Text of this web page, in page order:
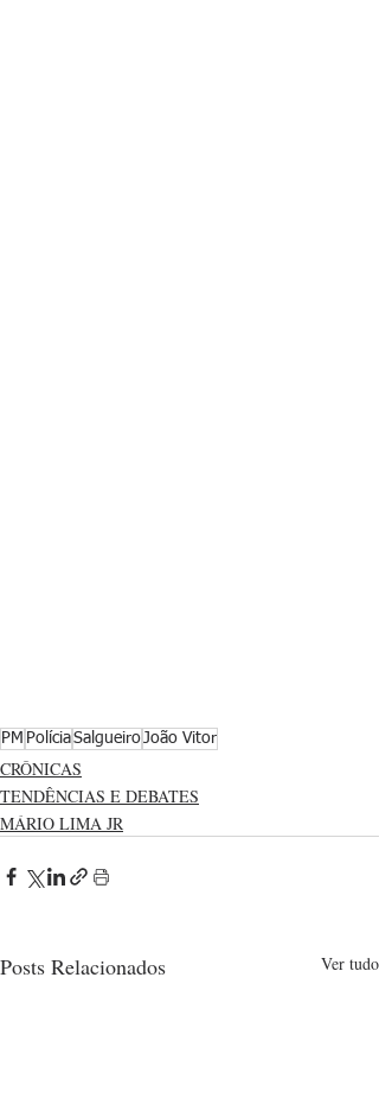
PM PolíciaSalgueiroJoão Vitor
CRÔNICAS
TENDÊNCIAS E DEBATES
MÁRIO LIMA JR
Posts Relacionados Ver tudo